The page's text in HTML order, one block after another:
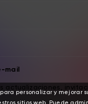
mail
actualizaciones,
personalizar y mejorar